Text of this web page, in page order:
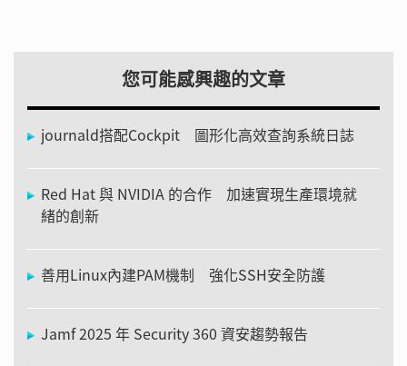
您可能感興趣的文章
journald搭配Cockpit 圖形化高效查詢系統日誌
Red Hat 與 NVIDIA 的合作 加速實現生產環境就
緒的創新
善用Linux內建PAM機制 強化SSH安全防護
Jamf 2025 年 Security 360 資安趨勢報告